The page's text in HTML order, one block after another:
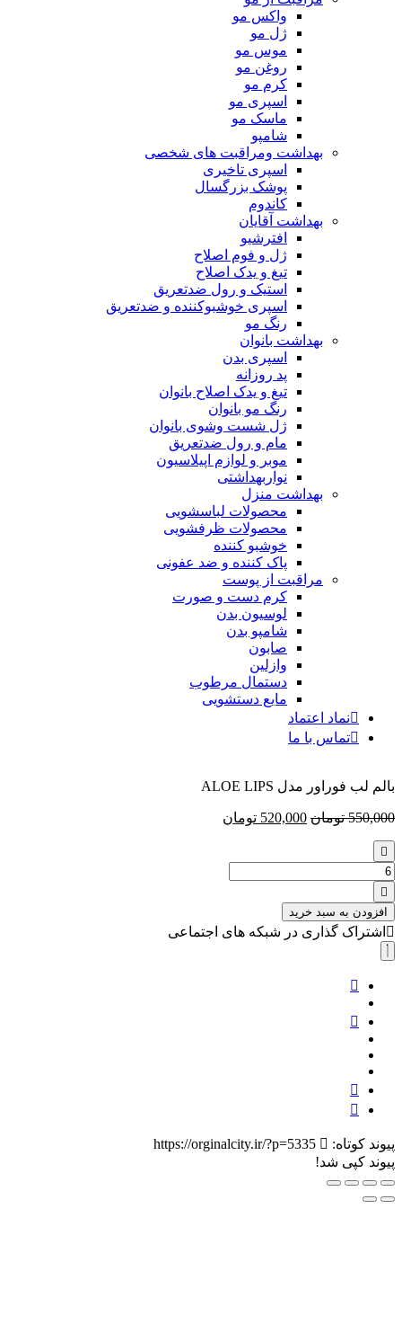
واکس مو
ژل مو
موس مو
روغن مو
کرم مو
اسپری مو
ماسک مو
شامپو
بهداشت ومراقبت های شخصی
اسپری تاخیری
پوشک بزرگسال
کاندوم
بهداشت آقایان
افترشیو
ژل و فوم اصلاح
تیغ و یدک اصلاح
استیک و رول ضدتعریق
اسپری خوشبوکننده و ضدتعریق
رنگ مو
بهداشت بانوان
اسپری بدن
پد روزانه
تیغ و یدک اصلاح بانوان
رنگ مو بانوان
ژل شست وشوی بانوان
مام و رول ضدتعریق
موبر و لوازم اپیلاسیون
نواربهداشتی
بهداشت منزل
محصولات لباسشویی
محصولات ظرفشویی
خوشبو کننده
پاک کننده و ضد عفونی
مراقبت از پوست
کرم دست و صورت
لوسیون بدن
شامپو بدن
صابون
وازلین
دستمال مرطوب
مایع دستشویی
نماد اعتماد
تماس با ما
بالم لب فوراور مدل ALOE LIPS
550,000 تومان 520,000 تومان
تعداد:
بالم
لب
فوراور
مدل
ALOE
افزودن به سبد خرید
اشتراک گذاری در شبکه های اجتماعی
پیوند کوتاه:
https://orginalcity.ir/?p=5335
پیوند کپی شد!